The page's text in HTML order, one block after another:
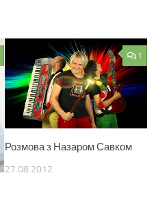
1
Розмова з Назаром Савком
27.08.2012